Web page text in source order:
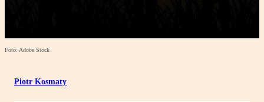
Foto: Adobe Stock
Piotr Kosmaty